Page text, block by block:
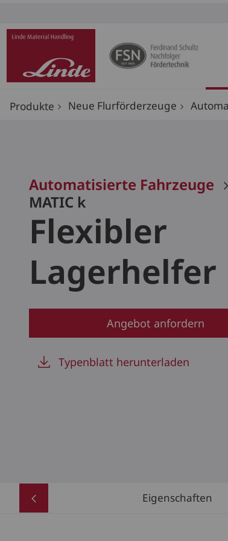
Produkte Neue Flurförderzeuge
Automatisierte Fahrzeuge
MATIC k
Flexibler
Lagerhelfer
Angebot anfordern
Typenblatt herunterladen
Eigenschaften